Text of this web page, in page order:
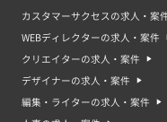
カスタマーサクセスの求人・案
WEBディレクターの求人・案件
クリエイターの求人・案件
デザイナーの求人・案件
編集・ライターの求人・案件